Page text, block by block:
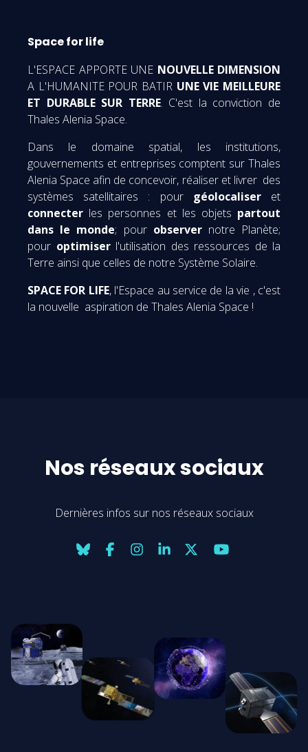
Space for life
L'ESPACE APPORTE UNE NOUVELLE DIMENSION
A L'HUMANITE POUR BATIR UNE VIE MEILLEURE
ET DURABLE SUR TERRE. C'est la conviction de
Thales Alenia Space.
Dans le domaine spatial, les institutions,
gouvernements et entreprises comptent sur Thales
Alenia Space afin de concevoir, réaliser et livrer des
systèmes satellitaires : pour géolocaliseret
connecter les personnes et les objets partout
dans le monde; pour observernotre Planète;
pour optimiserl'utilisation des ressources de la
Terre ainsi que celles de notre Système Solaire.
SPACE FOR LIFE, l'Espace au service de la vie , c'est
la nouvelle aspiration de Thales Alenia Space !
Nos réseaux sociaux
Dernières infos sur nos réseaux sociaux